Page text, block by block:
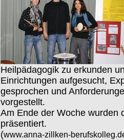
Heilpädagogik zu erkunden
Einrichtungen aufgesucht,
gesprochen und
vorgestellt.
Am Ende der Woche wurden
präsentiert.
(www.anna-zillken-